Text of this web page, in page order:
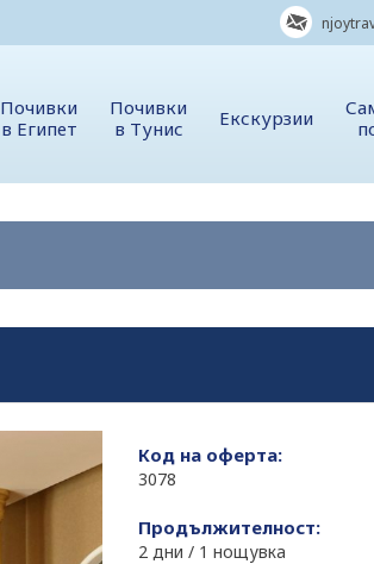
Почивки
в Египет
Почивки
в Тунис
Екскурзии
Код на оферта:
3078
Продължителност:
2 дни / 1 нощувка